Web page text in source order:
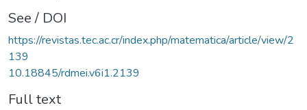
See / DOI
https://revistas.tec.ac.cr/index.php/matematica/article/view/2
139
10.18845/rdmei.v6i1.2139
Full text